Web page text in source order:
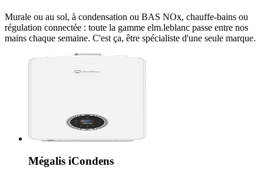
Murale ou au sol, à condensation ou BAS NOx, chauffe-bains ou
régulation connectée : toute la gamme elm.leblanc passe entre nos
mains chaque semaine. C'est ça, être spécialiste d'une seule marque.
Mégalis iCondens